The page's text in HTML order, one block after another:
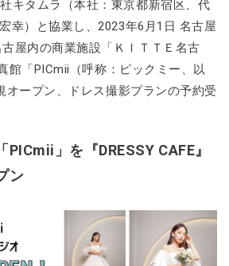
キタムラ（本社：東京都新宿区、代
幸）と協業し、2023年6月1日 名古屋
屋内の商業施設「ＫＩＴＴＥ名古
館「PICmii（呼称：ピックミー、以
オープン、ドレス撮影プランの予約受
PICmii」を『DRESSY CAFE』
ン